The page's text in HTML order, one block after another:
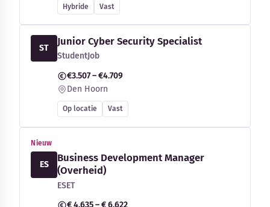
Hybride Vast
ST
Junior Cyber Security Specialist
StudentJob
€3.507 – €4.709
Den Hoorn
Op locatie Vast
Nieuw
ES
Business Development Manager
(Overheid)
ESET
€ 4.635 – € 6.622